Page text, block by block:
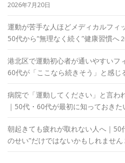
2026年7月20日
運動が苦手な人ほどメディカルフィ
50代から“無理なく続く”健康習慣へ
港北区で運動初心者が通いやすいフ
60代が「ここなら続きそう」と感じ
病院で「運動してください」と言わ
｜50代・60代が最初に知っておきた
朝起きても疲れが取れない人へ｜50
のせい”だけではないかもしれません